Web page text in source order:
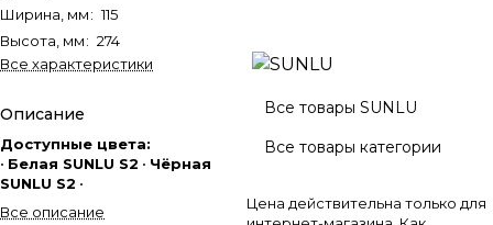
Ширина, мм: 115
Высота, мм: 274
Все характеристики
Описание
Доступные цвета:
• Белая SUNLU S2 • Чёрная
SUNLU S2 •
Все описание
Все товары SUNLU
Все товары категории
Цена действительна только для